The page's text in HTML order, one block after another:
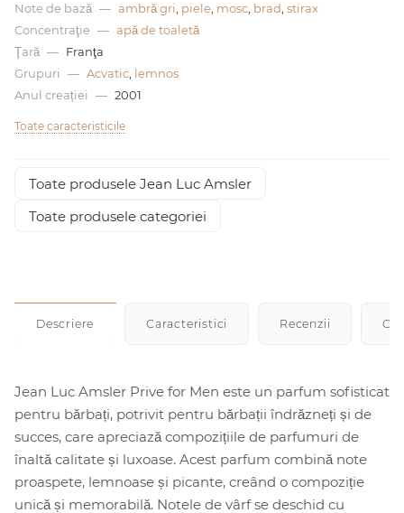
Note de bază — ambră gri piele mosc brad stirax
Concentraţie — apă de toaletă
Ţară — Franţa
Grupuri
— Acvatic lemnos
Anul creației
— 2001
Toate caracteristicile
Toate produsele Jean Luc Amsler
Toate produsele categoriei
Descriere Caracteristici Recenzii
Jean Luc Amsler Prive for Men este un parfum sofisticat
pentru bărbați, potrivit pentru bărbații îndrăzneți și de
succes, care apreciază compozițiile de parfumuri de
înaltă calitate și luxoase. Acest parfum combină note
proaspete, lemnoase și picante, creând o compoziție
unică și memorabilă. Notele de vârf se deschid cu